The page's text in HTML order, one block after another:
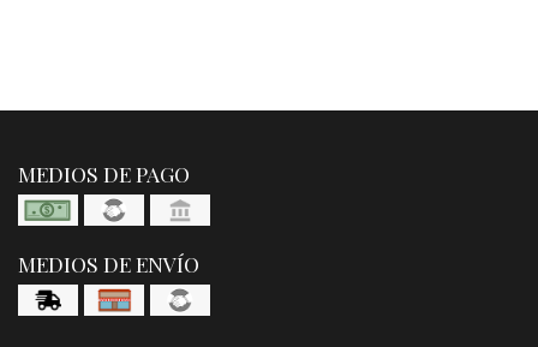
MEDIOS DE PAGO
MEDIOS DE ENVÍO